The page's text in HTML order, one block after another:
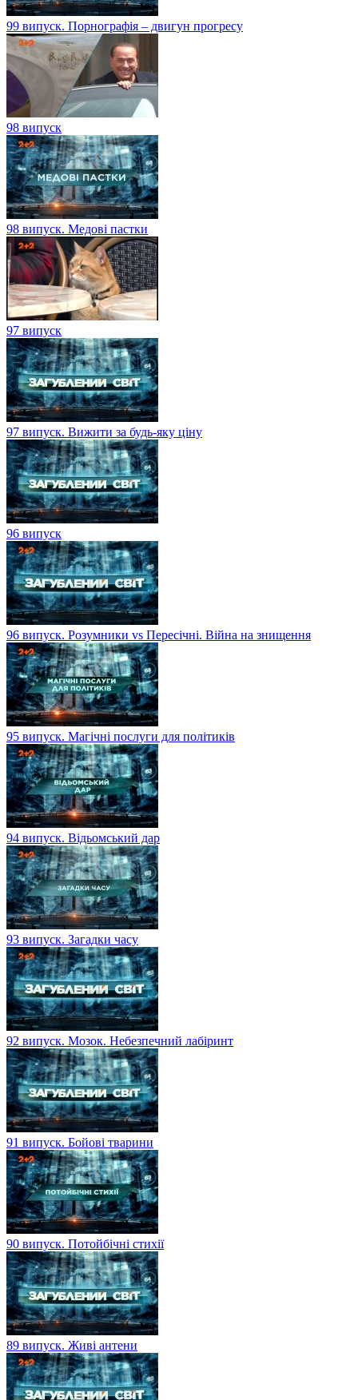
99 випуск. Порнографія – двигун прогресу
98 випуск
98 випуск. Медові пастки
97 випуск
97 випуск. Вижити за будь-яку ціну
96 випуск
96 випуск. Розумники vs Пересічні. Війна на знищення
95 випуск. Магічні послуги для політиків
94 випуск. Відьомський дар
93 випуск. Загадки часу
92 випуск. Мозок. Небезпечний лабіринт
91 випуск. Бойові тварини
90 випуск. Потойбічні стихії
89 випуск. Живі антени